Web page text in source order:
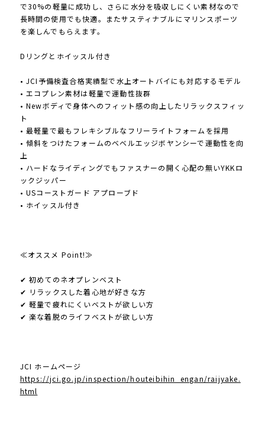
で30%の軽量に成功し、さらに水分を吸収しにくい素材なので
長時間の使用でも快適。またサスティナブルにマリンスポーツ
を楽しんでもらえます。
Dリングとホイッスル付き
• JCI予備検査合格実績型で水上オートバイにも対応するモデル
• エコプレン素材は軽量で運動性抜群
• Newボディで身体へのフィット感の向上したリラックスフィッ
ト
• 最軽量で最もフレキシブルなフリーライトフォームを採用
• 傾斜をつけたフォームのベベルエッジボヤンシーで運動性を向
上
• ハードなライディングでもファスナーの開く心配の無いYKKロ
ックジッパー
• USコーストガード アプローブド
• ホイッスル付き
≪オススメ Point!≫
✔ 初めてのネオプレンベスト
✔ リラックスした着心地が好きな方
✔ 軽量で疲れにくいベストが欲しい方
✔ 楽な着脱のライフベストが欲しい方
JCI ホームページ
https://jci.go.jp/inspection/houteibihin_engan/raijyake.
html